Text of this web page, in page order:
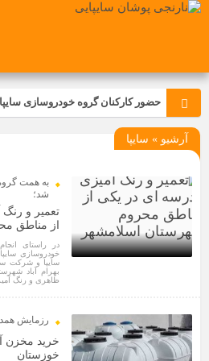
حضور کارکنان گروه خودروسازی
تجدید بیعت کارکنان شرکت پارس
مسابقات ورزشی در
مراسم عزاداری و ذکرمصیبت
شرکت زامیاد
دانش‌آموزان از خطوط تولید
آرشیو » سایپا
به همت
شد؛
تعمیر و
از مناطق
در راستای
خودروسازی
سایپا و شرکت
بهرام آباد
ظاهری و رنگ
رزمايش
خرید مخزن
خوزستان